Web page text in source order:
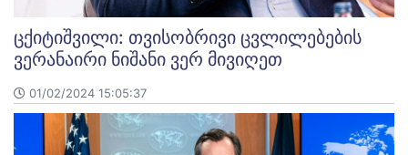
ცქიტიშვილი: თვისობრივი ცვლილებების
ვერანაირი ნიშანი ვერ მივიღეთ
01/02/2024 15:05:37